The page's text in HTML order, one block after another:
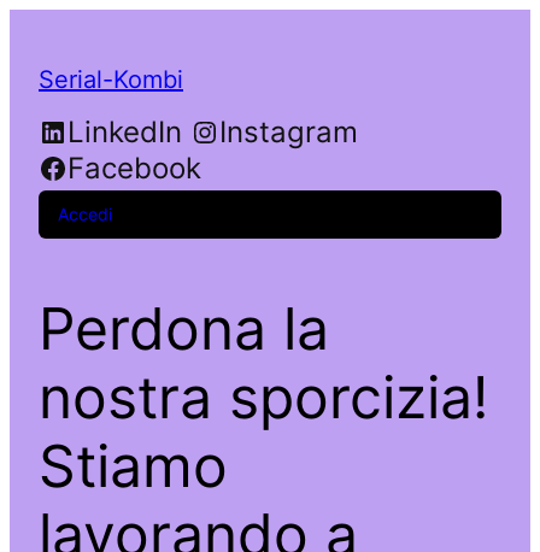
Serial-Kombi
LinkedIn
Instagram
Facebook
Accedi
Perdona la
nostra sporcizia!
Stiamo
lavorando a